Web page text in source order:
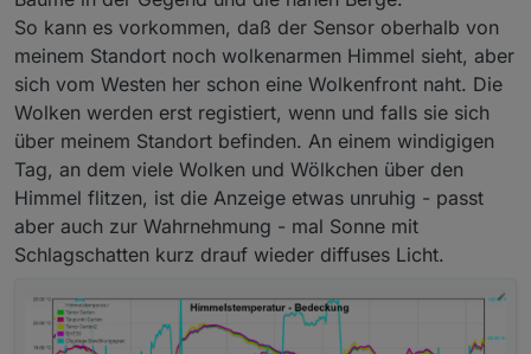
So kann es vorkommen, daß der Sensor oberhalb von
meinem Standort noch wolkenarmen Himmel sieht, aber
sich vom Westen her schon eine Wolkenfront naht. Die
Wolken werden erst registiert, wenn und falls sie sich
über meinem Standort befinden. An einem windigigen
Tag, an dem viele Wolken und Wölkchen über den
Himmel flitzen, ist die Anzeige etwas unruhig - passt
aber auch zur Wahrnehmung - mal Sonne mit
Schlagschatten kurz drauf wieder diffuses Licht.